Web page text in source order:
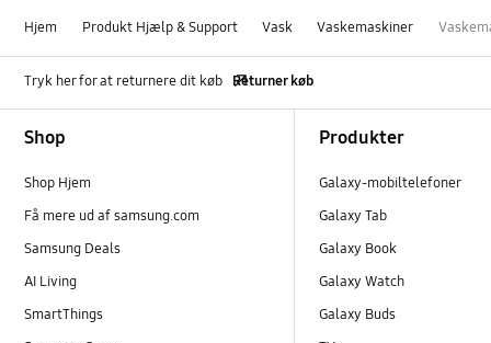
Hjem Produkt Hjælp & Support Vask Vaskemaskiner
Tryk her for at returnere dit køb Returner køb
Shop
Shop Hjem
Få mere ud af samsung.com
Samsung Deals
AI Living
SmartThings
Produkter
Galaxy-mobiltelefoner
Galaxy Tab
Galaxy Book
Galaxy Watch
Galaxy Buds